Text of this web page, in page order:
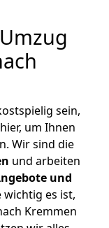
sein,
um Ihnen
Wir sind die
und arbeiten
und
wichtig es ist,
Kremmen